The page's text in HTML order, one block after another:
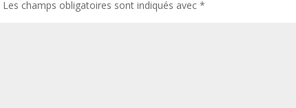
Les champs obligatoires sont indiqués avec*